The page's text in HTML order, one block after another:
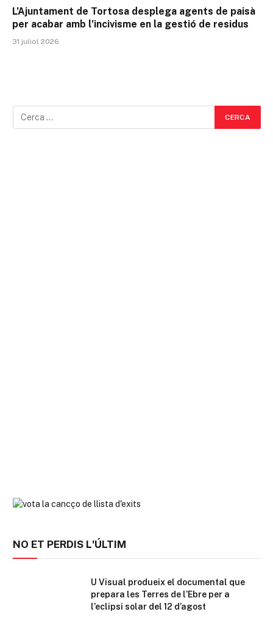
L’Ajuntament de Tortosa desplega agents de paisà
per acabar amb l’incivisme en la gestió de residus
31 juliol 2026
NO ET PERDIS L'ÚLTIM
U Visual produeix el documental que
prepara les Terres de l’Ebre per a
l’eclipsi solar del 12 d’agost